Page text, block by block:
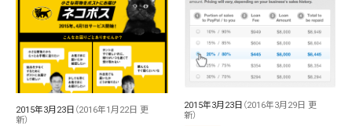
2015年3月23日 （2016年1月22日 更
新）
2015年3月23日 （2016年3月29日 更
新）